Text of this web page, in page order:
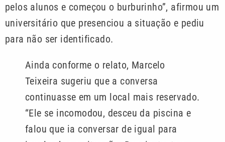
pelos alunos e começou o burburinho”, afirmou um
universitário que presenciou a situação e pediu
para não ser identificado.
Ainda conforme o relato, Marcelo
Teixeira sugeriu que a conversa
continuasse em um local mais reservado.
“Ele se incomodou, desceu da piscina e
falou que ia conversar de igual para